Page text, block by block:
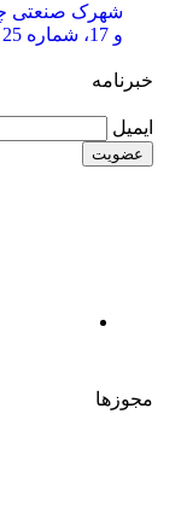
و 17، شماره 25
خبرنامه
ایمیل
مجوزها